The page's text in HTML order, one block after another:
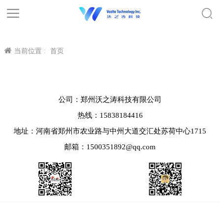
当前位置 : 首页
公司：郑州沃之涛科技有限公司
热线：15838184416
地址：河南省郑州市农业路与中州大道交汇处苏荷中心1715
邮箱：1500351892@qq.com